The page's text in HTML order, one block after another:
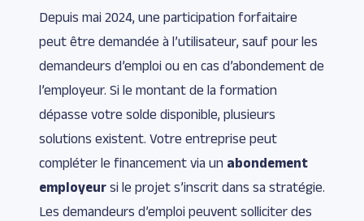
Depuis mai 2024, une participation forfaitaire
peut être demandée à l’utilisateur, sauf pour les
demandeurs d’emploi ou en cas d’abondement de
l’employeur. Si le montant de la formation
dépasse votre solde disponible, plusieurs
solutions existent. Votre entreprise peut
compléter le financement via un abondement
employeur si le projet s’inscrit dans sa stratégie.
Les demandeurs d’emploi peuvent solliciter des